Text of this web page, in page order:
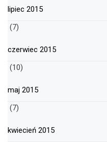
lipiec 2015
(7)
czerwiec 2015
(10)
maj 2015
(7)
kwiecień 2015